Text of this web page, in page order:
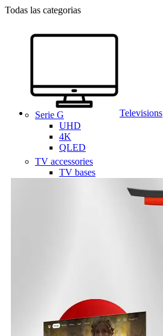
Todas las categorias
Televisions
Serie G
UHD
4K
QLED
TV accessories
TV bases